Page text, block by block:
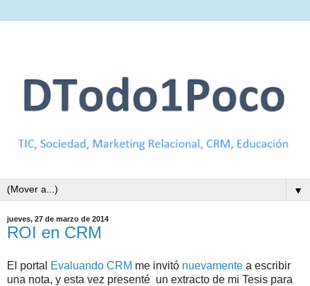
▼
jueves, 27 de marzo de 2014
ROI en CRM
El portal Evaluando CRM me invitó nuevamente a escribir
una nota, y esta vez presenté un extracto de mi Tesis para